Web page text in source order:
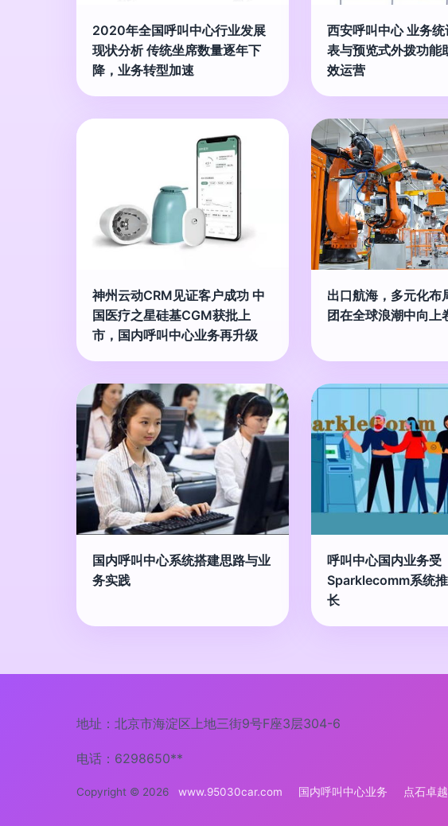
2020年全国呼叫中心行业发展
现状分析 传统坐席数量逐年下
降，业务转型加速
西安呼叫中心 业务
表与预览式外拨功能
效运营
神州云动CRM见证客户成功 中
国医疗之星硅基CGM获批上
市，国内呼叫中心业务再升级
出口航海，多元化布
团在全球浪潮中向上
国内呼叫中心系统搭建思路与业
务实践
呼叫中心国内业务受
Sparklecomm系统
长
地址：北京市海淀区上地三街9号F座3层304-6
电话：6298650**
Copyright © 2026 www.95030car.com 国内呼叫中心业务 点石卓